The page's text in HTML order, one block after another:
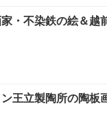
・不染鉄の絵＆
王立製陶所の陶板